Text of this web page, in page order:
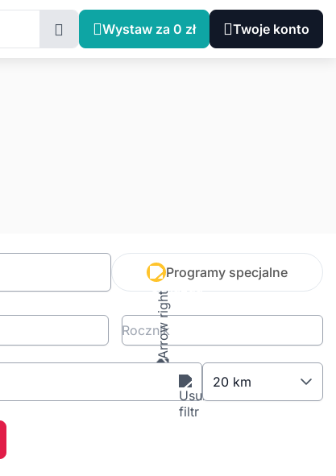
Wystaw za 0 zł Twoje konto
Programy specjalne
Rocznik
20 km